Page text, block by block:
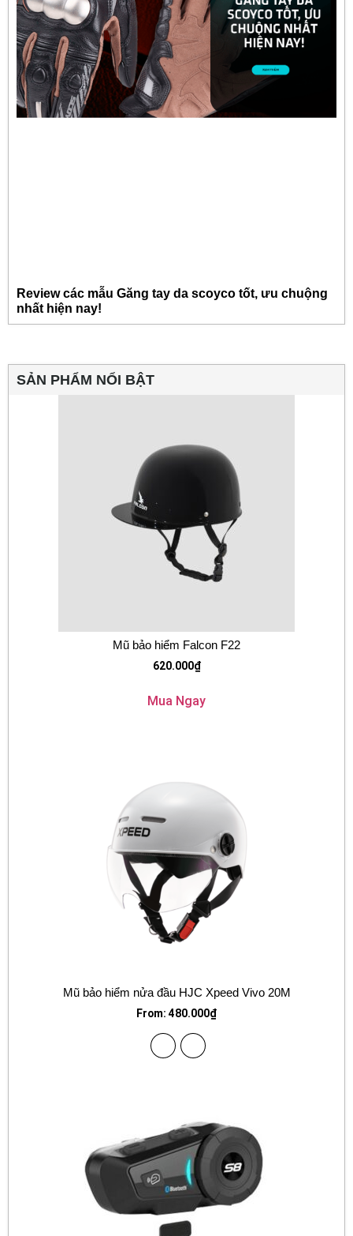
Review các mẫu Găng tay da scoyco tốt, ưu chuộng
nhất hiện nay!
SẢN PHẨM NỔI BẬT
Mũ bảo hiểm Falcon F22
620.000₫
Mua Ngay
Mũ bảo hiểm nửa đầu HJC Xpeed Vivo 20M
From: 480.000₫